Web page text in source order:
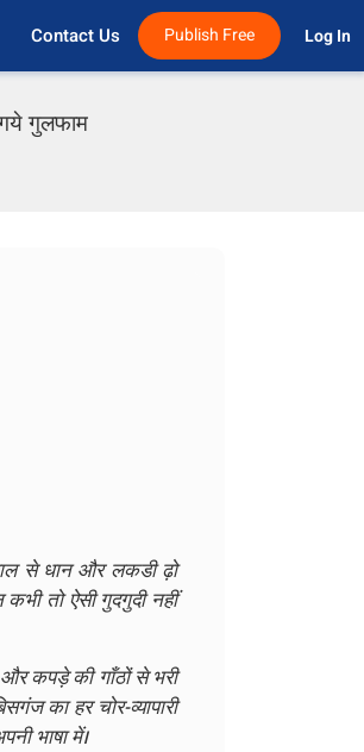
Contact Us Publish Free Log In
गुलफाम
से धान और लकडी ढ़ो
तो ऐसी गुदगुदी नहीं
कपड़े की गाँठों से भरी
का हर चोर-व्यापारी
भाषा में।